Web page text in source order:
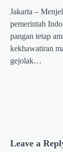
Jakarta –
pemerintah
pangan tetap
kekhawatiran
gejolak…
Leave a